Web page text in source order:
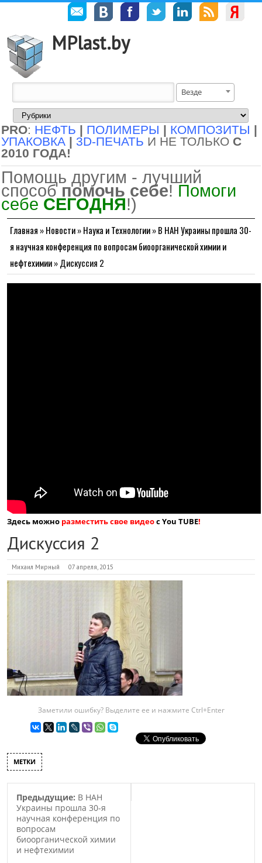
MPlast.by
Везде
PRO: НЕФТЬ | ПОЛИМЕРЫ | КОМПОЗИТЫ |
УПАКОВКА | 3D-ПЕЧАТЬ И НЕ ТОЛЬКО С
2010 ГОДА!
Помощь другим - лучший
способ помочь себе! Помоги
себе СЕГОДНЯ!)
Главная »Новости»Наука и Технологии»В НАН Украины прошла 30-
я научная конференция по вопросам биоорганической химии и
нефтехимии»Дискуссия 2
Здесь можно разместить свое видеос You TUBE!
Дискуссия 2
Михаил Мирный 07 апреля, 2015
Заметили ошибку? Выделите ее и нажмите Ctrl+Enter
МЕТКИ
Предыдущие: В НАН
Украины прошла 30-я
научная конференция по
вопросам
биоорганической химии
и нефтехимии